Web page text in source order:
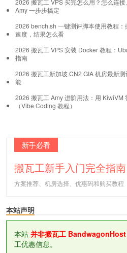
Amy 一步步搞定
2026 bench.sh 一键测评脚本使用教程
速度，结果怎么看
2026 搬瓦工 VPS 安装 Docker 教程：
指南
2026 搬瓦工新加坡 CN2 GIA 机房最新
能
2026 搬瓦工 Amy 进阶用法：用 KiwiVM
（Vibe Coding 教程）
新手必看
搬瓦工新手入门完全指南
方案推荐、机房选择、优惠码和购买教程
本站声明
本站 并非搬瓦工 BandwagonHost
工优惠信息。